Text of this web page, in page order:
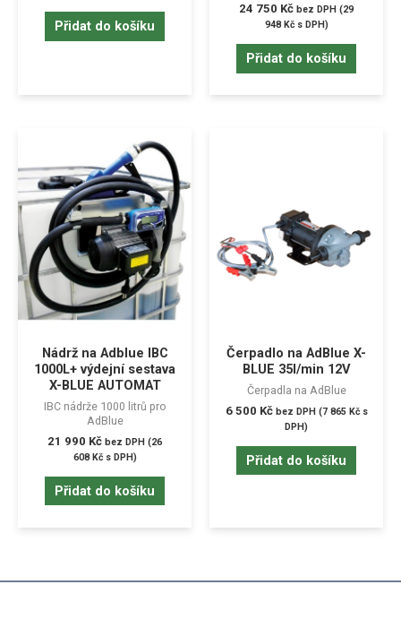
Přidat do košíku
24 750 Kč bez DPH (29
948 Kčs DPH)
Přidat do košíku
Nádrž na Adblue IBC
1000L+ výdejní sestava
X-BLUE AUTOMAT
IBC nádrže 1000 litrů pro
AdBlue
21 990 Kč bez DPH (26
608 Kčs DPH)
Přidat do košíku
Čerpadlo na AdBlue X-
BLUE 35l/min 12V
Čerpadla na AdBlue
6 500 Kč bez DPH (7 865 Kčs
DPH)
Přidat do košíku